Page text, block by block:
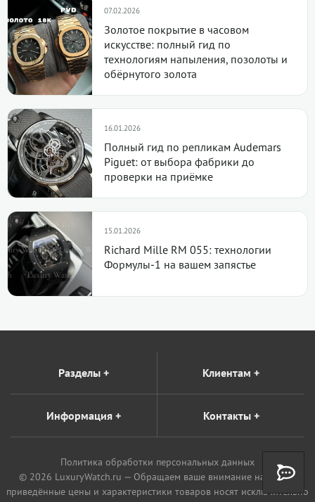
07.02.2026
Золотое покрытие в часовом
искусстве: полный гид по
технологиям напыления, позолоты и
обёрнутого золота
16.01.2026
Полный гид по репликам Audemars
Piguet: от выбора фабрики до
проверки на приёмке
15.01.2026
Richard Mille RM 055: технологии
Формулы-1 на вашем запястье
Разделы + Клиентам +
Информация + Контакты+
Политика обработки персональных данных
© 2026 LuxuryWatch.ru — Обращаем ваше внимание на то, что
приведённые цены и характеристики товаров носят исключительно